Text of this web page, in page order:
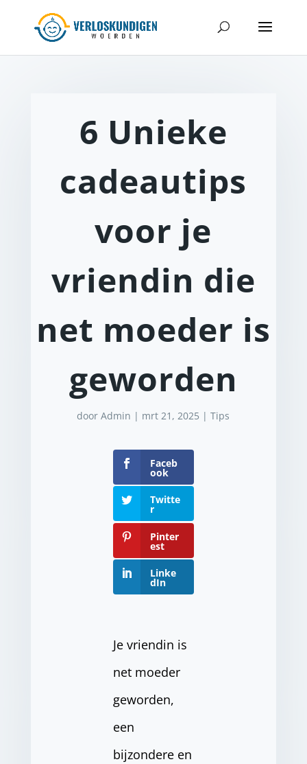
6 Unieke
cadeautips
voor je
vriendin die
net moeder is
geworden
doorAdmin | mrt 21, 2025 |Tips
Faceb
ook
Twitte
r
Pinter
est
Linke
dIn
Je vriendin is
net moeder
geworden,
een
bijzondere en